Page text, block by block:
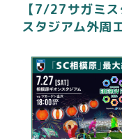
【7/27サガミス
スタジアム外周